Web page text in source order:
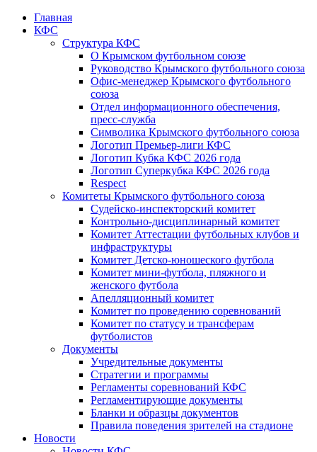
Главная
КФС
Структура КФС
О Крымском футбольном союзе
Руководство Крымского футбольного союза
Офис-менеджер Крымского футбольного
союза
Отдел информационного обеспечения,
пресс-служба
Символика Крымского футбольного союза
Логотип Премьер-лиги КФС
Логотип Кубка КФС 2026 года
Логотип Суперкубка КФС 2026 года
Respect
Комитеты Крымского футбольного союза
Судейско-инспекторский комитет
Контрольно-дисциплинарный комитет
Комитет Аттестации футбольных клубов и
инфраструктуры
Комитет Детско-юношеского футбола
Комитет мини-футбола, пляжного и
женского футбола
Апелляционный комитет
Комитет по проведению соревнований
Комитет по статусу и трансферам
футболистов
Документы
Учредительные документы
Стратегии и программы
Регламенты соревнований КФС
Регламентирующие документы
Бланки и образцы документов
Правила поведения зрителей на стадионе
Новости